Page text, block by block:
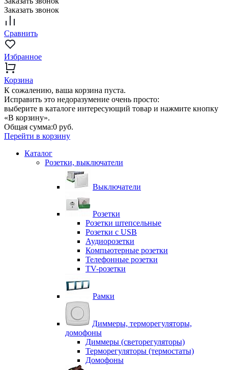
Заказать звонок
Сравнить
Избранное
Корзина
К сожалению, ваша корзина пуста.
Исправить это недоразумение очень просто:
выберите в каталоге интересующий товар и нажмите кнопку
«В корзину».
Общая сумма:0 руб.
Перейти в корзину
Каталог
Розетки, выключатели
Выключатели
Розетки
Розетки штепсельные
Розетки с USB
Аудиорозетки
Компьютерные розетки
Телефонные розетки
TV-розетки
Рамки
Диммеры, терморегуляторы,
домофоны
Диммеры (светорегуляторы)
Терморегуляторы (термостаты)
Домофоны